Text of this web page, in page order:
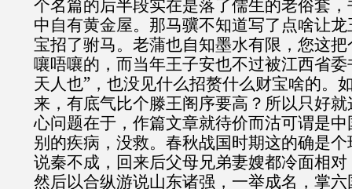
个名篇的后半段实在是落了儒生的老俗套
中自有黄金屋。那马骥不知道写了点啥让
宝招了驸马。老蒲也自知墨水有限，您这
嚷唔嚷的，而当年王子安也不过被江西省
天人也”，也没见什么招赘什么财宝啥的。
来，有底气比个滕王阁序要高？所以只好
心问题在于，作篇文章就待价而沽可谓是
别的疾病，没救。春秋战国时期这的确是
说秦不成，回来后父母兄弟妻嫂都冷面相
然后以合纵游说山东诸强，一举成名，掌